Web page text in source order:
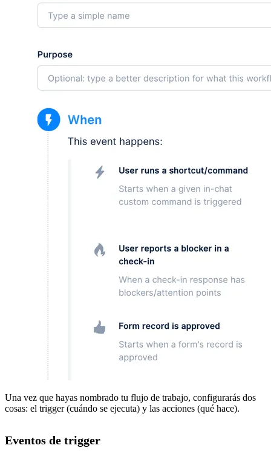
Una vez que hayas nombrado tu flujo de trabajo, configurarás dos
cosas: el trigger (cuándo se ejecuta) y las acciones (qué hace).
Eventos de trigger